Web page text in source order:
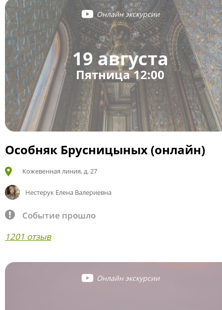
Онлайн экскурсии
19 августа
Пятница 12:00
Особняк Брусницыных (онлайн)
Кожевенная линия, д. 27
Нестерук Елена Валериевна
Событие прошло
1201 отзыв
Онлайн экскурсии